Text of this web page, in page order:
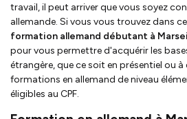
travail, il peut arriver que vous soyez
allemande. Si vous vous trouvez dans
formation allemand débutant à
pour vous permettre d'acquérir les
étrangère, que ce soit en présentiel ou
formations en allemand de niveau
éligibles au CPF.